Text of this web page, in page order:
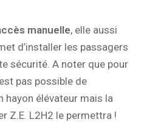
manuelle, elle aussi
d’installer les passagers
sécurité. A noter que pour
pas possible de
hayon élévateur mais la
Z.E. L2H2 le permettra !